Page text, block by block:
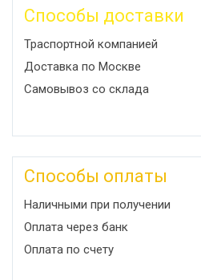
Способы доставки
Траспортной компанией
Доставка по Москве
Самовывоз со склада
Способы оплаты
Наличными при получении
Оплата через банк
Оплата по счету